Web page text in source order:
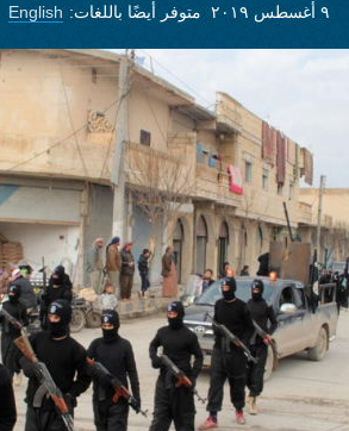
متوفر أيضًا باللغات: English